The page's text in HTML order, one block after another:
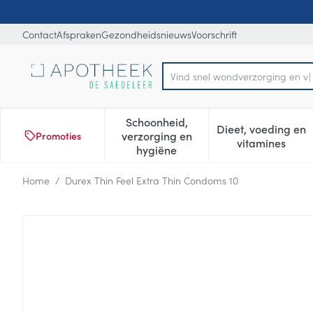
ContactAfsprakenGezondheidsnieuwsVoorschrift
Product, merk, categorie...
Vind
Promoties
Schoonheid,
verzorging en
hygiëne
Toon submenu voor
Dieet, voeding en
vitamines
Toon
Home / Durex Thin Feel Extra Thin Condoms 10
Durex Thin Feel Extra Thin